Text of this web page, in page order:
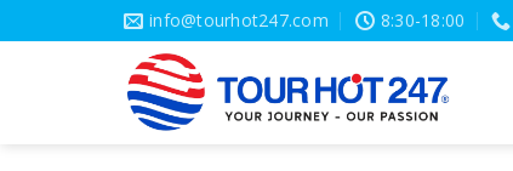
to
info@tourhot247.com 8:30-18:00